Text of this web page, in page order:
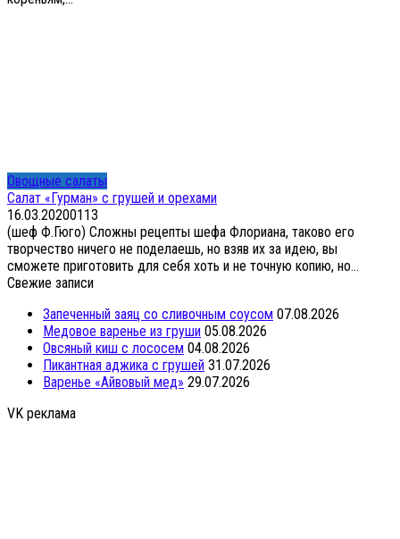
Овощные салаты
Салат «Гурман» с грушей и орехами
16.03.20200113
(шеф Ф.Гюго) Сложны рецепты шефа Флориана, таково его
творчество ничего не поделаешь, но взяв их за идею, вы
сможете приготовить для себя хоть и не точную копию, но...
Свежие записи
Запеченный заяц со сливочным соусом 07.08.2026
Медовое варенье из груши 05.08.2026
Овсяный киш с лососем 04.08.2026
Пикантная аджика с грушей 31.07.2026
Варенье «Айвовый мед» 29.07.2026
VK реклама